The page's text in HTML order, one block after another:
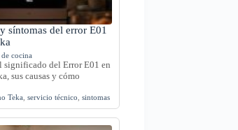
síntomas del error E01
cocina
significado del Error E01 en
sus causas y cómo
Teka ,servicio técnico ,sintomas